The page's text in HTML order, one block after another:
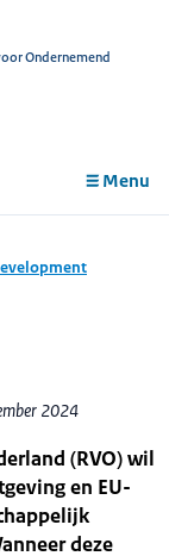
Ondernemend
Menu
2024
(RVO) wil
en EU-
deze